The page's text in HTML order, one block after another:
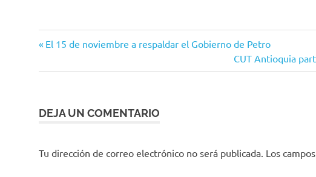
Navegación
de
Entrada
El 15 de noviembre a respaldar el Gobierno de Petro
Siguiente
entrada:
CUT Antioquia
DEJA UN COMENTARIO
Tu dirección de correo electrónico no será publicada. Los